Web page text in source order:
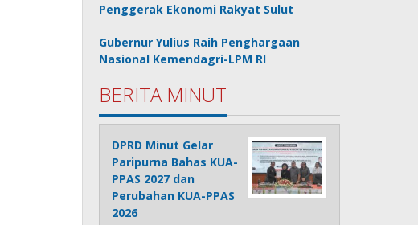
Penggerak Ekonomi Rakyat Sulut
Gubernur Yulius Raih Penghargaan
Nasional Kemendagri-LPM RI
BERITA MINUT
DPRD Minut Gelar
Paripurna Bahas KUA-
PPAS 2027 dan
Perubahan KUA-PPAS
2026